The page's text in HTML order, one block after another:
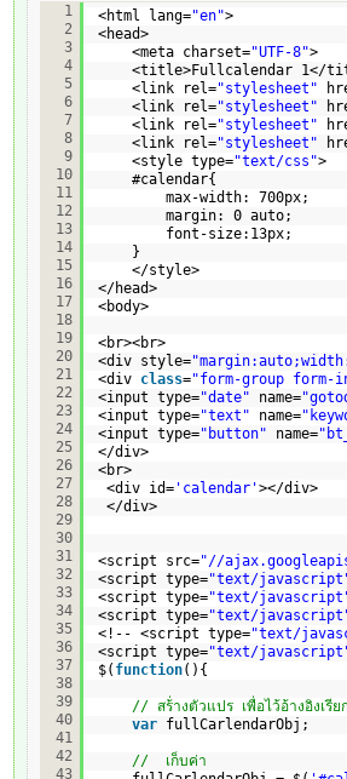
1
2
3
4
5
6
7
8
9
10
11
12
13
14
15
16
17
18
19
20
21
22
23
24
25
26
27
28
29
30
31
32
33
34
35
36
37
38
39
40
41
42
43
<html lang="en">
<head>
<meta charset="UTF-8">
<title>Fullcalendar 1</
<link rel="stylesheet"
<link rel="stylesheet"
<link rel="stylesheet"
<link rel="stylesheet"
<style type="text/css">
#calendar{
max-width: 700px;
margin: 0 auto;
font-size:13px;
}
</style>
</head>
<body>
<br><br>
<div style=
<div class="form-group
<input type="date" name=
<input type="text" name=
<input type="button" name=
</div>
<br>
<div id= 'calendar'></div>
</div>
<script src="//
<script type="text/
<script type="text/
<script type="text/
<!-- <script type="text/
<script type="text/
$( function(){
// สร้่างตัวแปร เพื่อไว้อ้างอิงเ
var fullCarlendarObj;
//  เก็บค่า